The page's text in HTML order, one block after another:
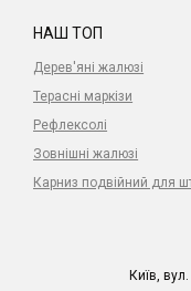
НАШ ТОП
Дерев'яні жалюзі
Терасні маркізи
Рефлексолі
Зовнішні жалюзі
Карниз подвійний для
Київ,